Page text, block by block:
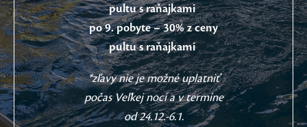
pultu s raňajkami
po 9. pobyte – 30% z ceny
pultu s raňajkami
*zľavy nie je možné uplatniť
počas Veľkej noci a v termíne
od 24.12.-6.1.